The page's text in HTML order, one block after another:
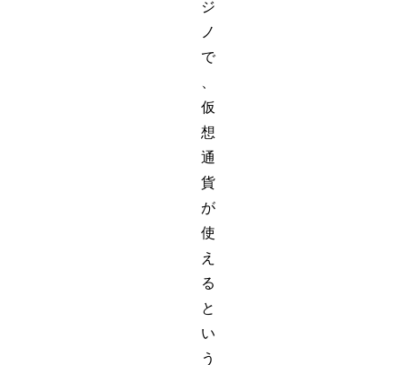
ジ
ノ
で
仮
想
通
貨
が
使
え
る
と
い
う